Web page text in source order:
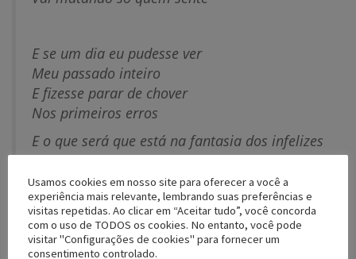
E se um dia eu pudesse ver
Meu passado inteiro
E fizesse parar de chover
Nos primeiros erros
E o que será que está na fantasia dos infelizes
evitar
O que não tem limite, o que não tem
tamanho, medida ou juízo,
Usamos cookies em nosso site para oferecer a você a
experiência mais relevante, lembrando suas preferências e
visitas repetidas. Ao clicar em “Aceitar tudo”, você concorda
com o uso de TODOS os cookies. No entanto, você pode
visitar "Configurações de cookies" para fornecer um
consentimento controlado.